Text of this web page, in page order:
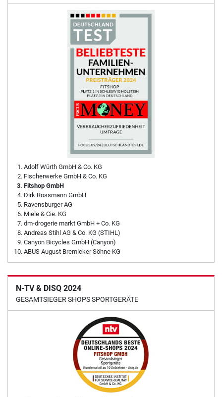
Adolf Würth GmbH & Co. KG
Fischerwerke GmbH & Co. KG
Fitshop GmbH
Dirk Rossmann GmbH
Ravensburger AG
Miele & Cie. KG
dm-drogerie markt GmbH + Co. KG
Andreas Stihl AG & Co. KG (STIHL)
Canyon Bicycles GmbH (Canyon)
ABUS August Bremicker Söhne KG
N-TV & DISQ 2024
GESAMTSIEGER SHOPS SPORTGERÄTE